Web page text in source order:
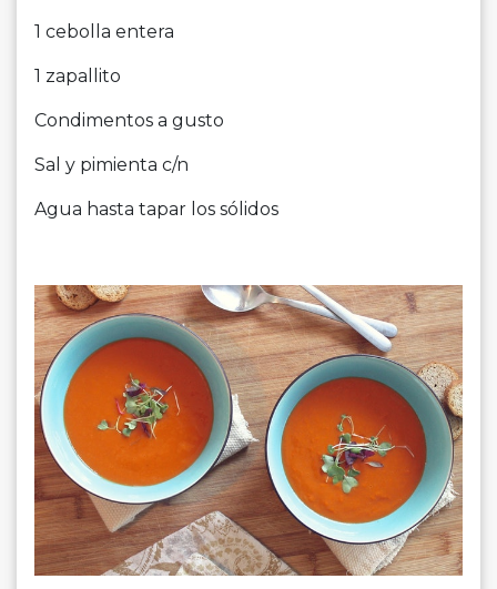
1 cebolla entera
1 zapallito
Condimentos a gusto
Sal y pimienta c/n
Agua hasta tapar los sólidos